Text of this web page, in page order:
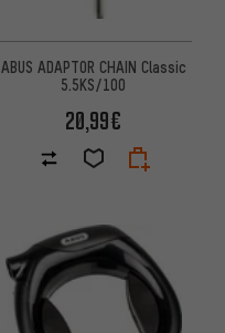
ABUS ADAPTOR CHAIN Classic
5.5KS/100
20,99€